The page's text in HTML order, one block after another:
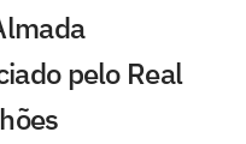
pelo Real